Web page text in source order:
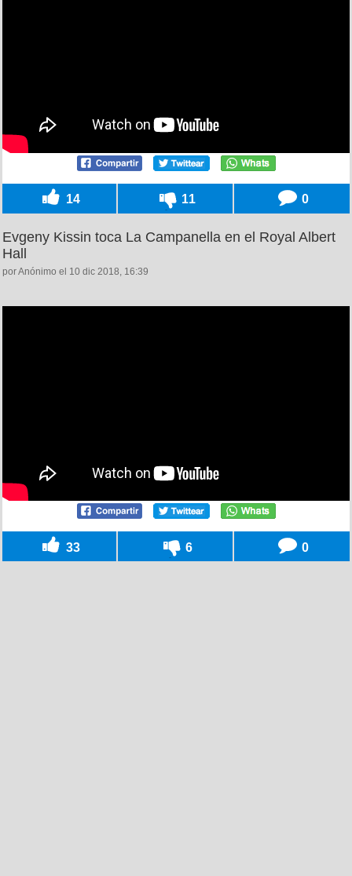
14 11 0
Evgeny Kissin toca La Campanella en el Royal Albert
Hall
por Anónimo el 10 dic 2018, 16:39
33 6 0